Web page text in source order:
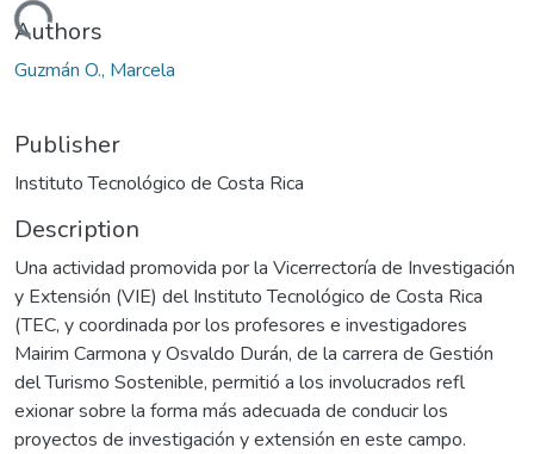
Loading...
Authors
Guzmán O., Marcela
Publisher
Instituto Tecnológico de Costa Rica
Description
Una actividad promovida por la Vicerrectoría de Investigación
y Extensión (VIE) del Instituto Tecnológico de Costa Rica
(TEC, y coordinada por los profesores e investigadores
Mairim Carmona y Osvaldo Durán, de la carrera de Gestión
del Turismo Sostenible, permitió a los involucrados refl
exionar sobre la forma más adecuada de conducir los
proyectos de investigación y extensión en este campo.